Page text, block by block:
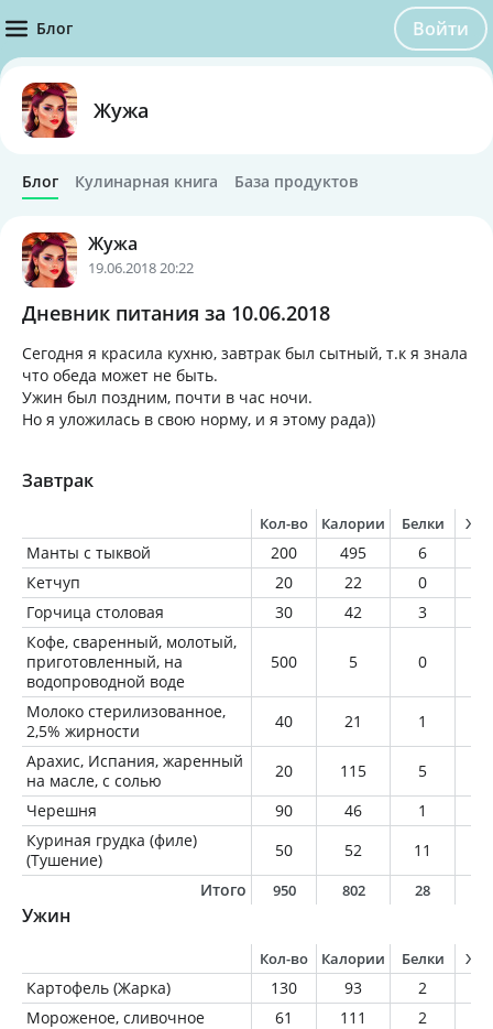
Блог Войти
Жужа
Блог Кулинарная книга База продуктов
Жужа
19.06.2018 20:22
Дневник питания за 10.06.2018
Сегодня я красила кухню, завтрак был сытный, т.к я знала
что обеда может не быть.
Ужин был поздним, почти в час ночи.
Но я уложилась в свою норму, и я этому рада))
Завтрак
Кол-во Калории Белки
Манты с тыквой 200 495 6
Кетчуп
20 22 0
Горчица столовая
30 42 3
Кофе, сваренный, молотый,
приготовленный, на
водопроводной воде
500 5 0
Молоко стерилизованное,
2,5% жирности
40 21 1
Арахис, Испания, жаренный
на масле, с солью
20 115 5
Черешня
90 46 1
Куриная грудка (филе)
(Тушение)
50 52 11
Итого
950 802 28
Ужин
Кол-во Калории Белки
Картофель (Жарка) 130 93 2
Мороженое, сливочное
61 111 2